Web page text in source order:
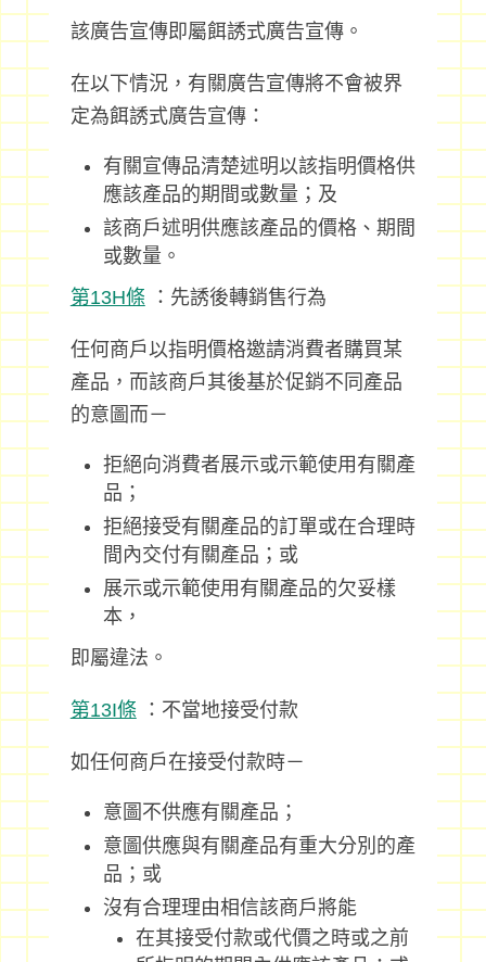
該廣告宣傳即屬餌誘式廣告宣傳。
在以下情況，有關廣告宣傳將不會被界
定為餌誘式廣告宣傳：
有關宣傳品清楚述明以該指明價格供
應該產品的期間或數量；及
該商戶述明供應該產品的價格、期間
或數量。
第13H條 ：先誘後轉銷售行為
任何商戶以指明價格邀請消費者購買某
產品，而該商戶其後基於促銷不同產品
的意圖而－
拒絕向消費者展示或示範使用有關產
品；
拒絕接受有關產品的訂單或在合理時
間內交付有關產品；或
展示或示範使用有關產品的欠妥樣
本，
即屬違法。
第13I條 ：不當地接受付款
如任何商戶在接受付款時－
意圖不供應有關產品；
意圖供應與有關產品有重大分別的產
品；或
沒有合理理由相信該商戶將能
在其接受付款或代價之時或之前